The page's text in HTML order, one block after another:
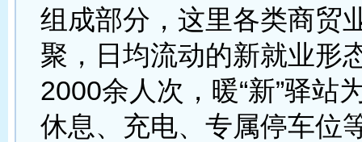
组成部分，这里各类商贸
聚，日均流动的新就业形
2000余人次，暖“新”驿站
休息、充电、专属停车位